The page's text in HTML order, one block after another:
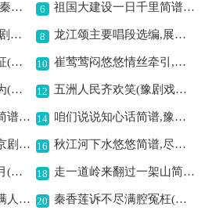
小丫环上楼来对我讲(秦雪梅选段)简谱京剧,展现秦雪梅的心境 6 祖国大建设一日千里简谱,展现豫剧奋进之意
月光下我把她细看,豫剧展现别样情 8 龙江颂主要唱段选编,展现豫剧独特魅力
穆桂英五十三岁又出征(穆桂英挂帅选段)简谱京剧,展现巾帼英雄风采 10 崔莺莺闷悠悠情丝牵引,演绎别样爱情故事
都盼你在农村大有作为(朝阳沟拴保娘唱段)简谱,豫剧展现乡村期盼 12 五洲人民齐欢笑(豫剧戏歌)简谱,展现豫剧独特魅力
小窟窿掏出个大螃蟹简谱,豫剧诙谐有趣味 14 咱们说说知心话简谱,豫剧温情动人
山风阵阵拂人面简谱京剧,展现别样戏曲韵味 16 秋江河下水悠悠简谱,尽显豫剧之柔美
忘记了你我庭前共拜月(珠帘秀选段)简谱京剧,展现别样戏曲风情 18 走一道岭来翻过一架山简谱,豫剧经典对唱韵味足
毛主席把阳光雨露洒满人间(龙江颂盼水妈唱段)简谱京剧,展现豫剧经典魅力 20 秦香莲诉不尽满腔冤枉(豫剧秦香莲选段)简谱京剧,演绎千古悲情故事